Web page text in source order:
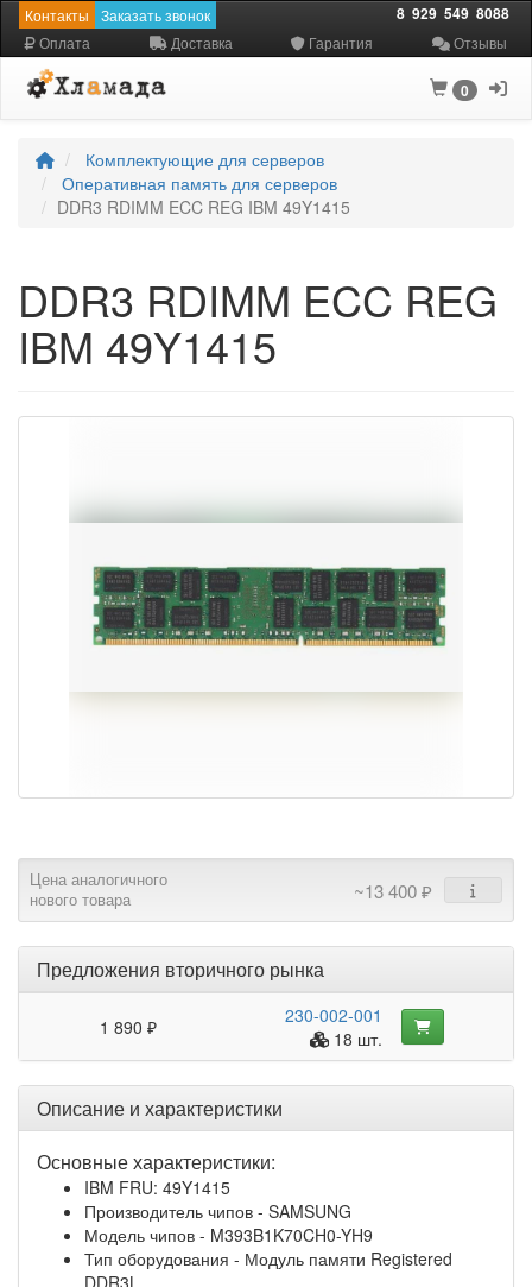
Контакты Заказать звонок 8 929 549 8088
Оплата Доставка Гарантия Отзывы
0
Комплектующие для серверов
Оперативная память для серверов
DDR3 RDIMM ECC REG IBM 49Y1415
DDR3 RDIMM ECC REG
IBM 49Y1415
Цена аналогичного
нового товара
~13 400 ₽
Предложения вторичного рынка
1 890 ₽
230-002-001
18 шт.
Описание и характеристики
Основные характеристики:
IBM FRU: 49Y1415
Производитель чипов - SAMSUNG
Модель чипов - M393B1K70CH0-YH9
Тип оборудования - Модуль памяти Registered